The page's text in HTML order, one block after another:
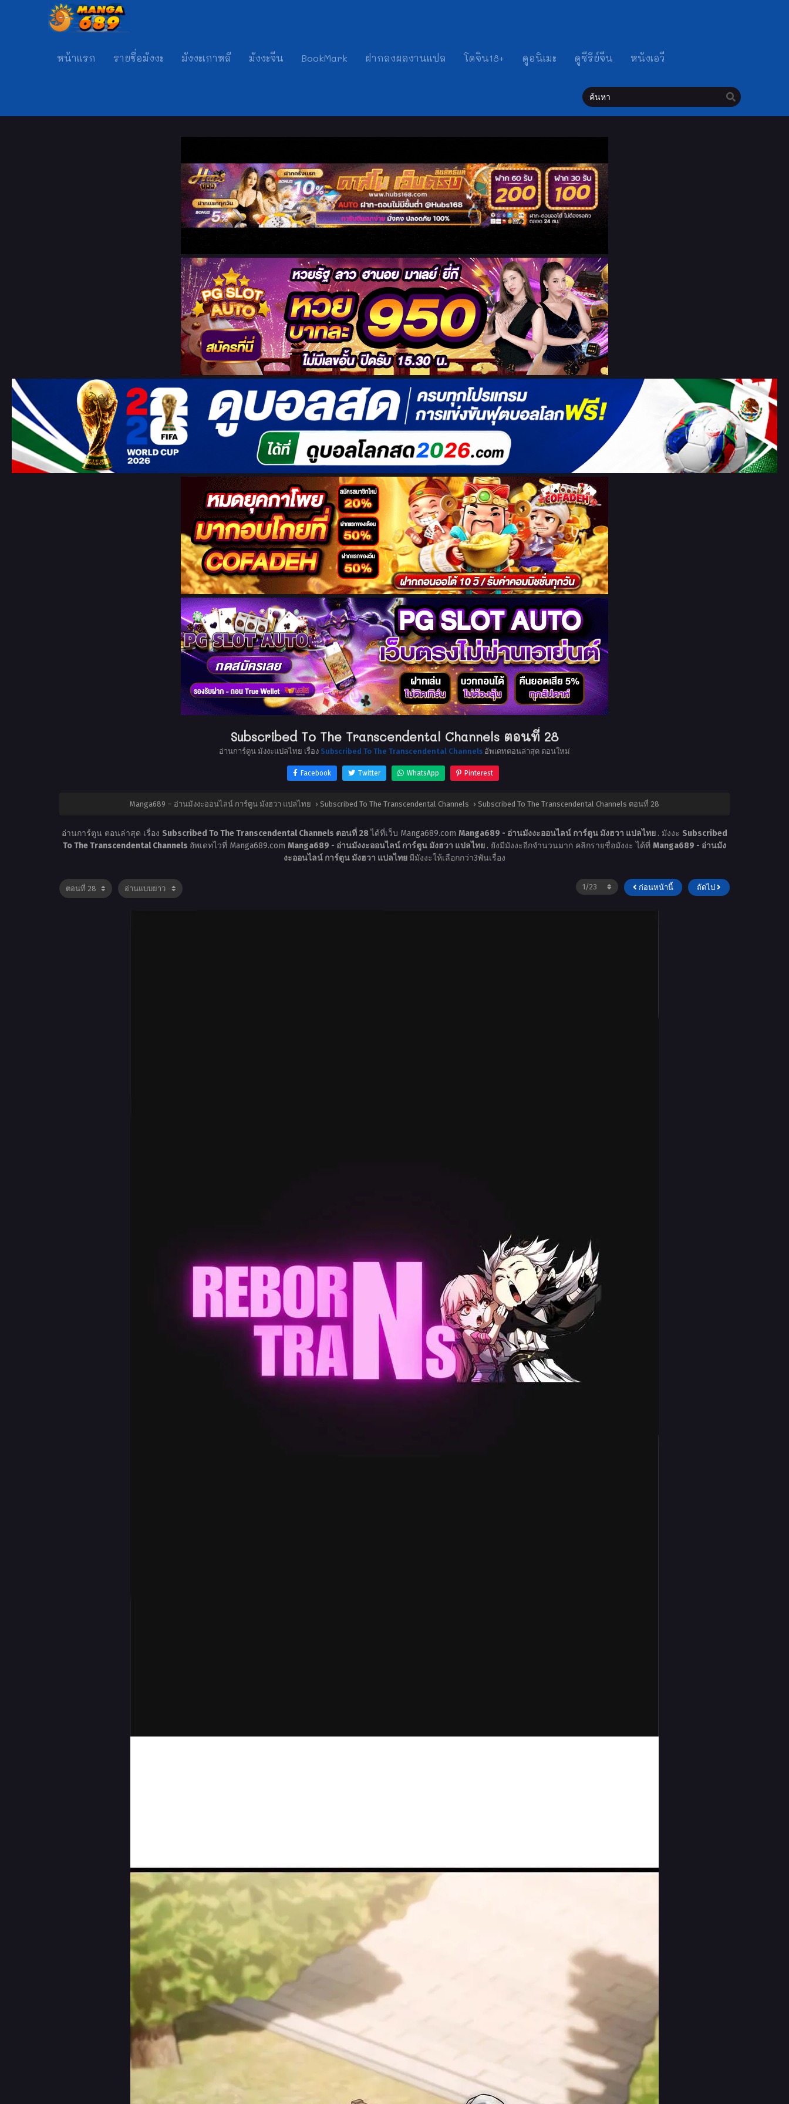
หน้าแรก รายชื่อมังงะ มังงะเกาหลี มังงะจีน BookMark ฝากลงผลงานแปล โดจิน18+ ดูอนิเมะ ดูซีรีย์จีน หนังเอวี
Subscribed To The Transcendental Channels ตอนที่ 28
อ่านการ์ตูน มังงะแปลไทย เรื่อง Subscribed To The Transcendental Channels อัพเดทตอนล่าสุด ตอนใหม่
Facebook Twitter WhatsApp Pinterest
Manga689 – อ่านมังงะออนไลน์ การ์ตูน มังฮวา แปลไทย › Subscribed To The Transcendental Channels › Subscribed To The Transcendental Channels ตอนที่ 28
อ่านการ์ตูน ตอนล่าสุด เรื่อง Subscribed To The Transcendental Channels ตอนที่ 28ได้ที่เว็บ Manga689.com Manga689 - อ่านมังงะออนไลน์ การ์ตูน มังฮวา แปลไทย . มังงะ Subscribed
To The Transcendental Channels อัพเดทไวที่ Manga689.com Manga689 - อ่านมังงะออนไลน์ การ์ตูน มังฮวา แปลไทย . ยังมีมังงะอีกจำนวนมาก คลิกรายชื่อมังงะ ได้ที่ Manga689 - อ่านมัง
งะออนไลน์ การ์ตูน มังฮวา แปลไทย มีมังงะให้เลือกกว่า3พันเรื่อง
ก่อนหน้านี้ ถัดไป